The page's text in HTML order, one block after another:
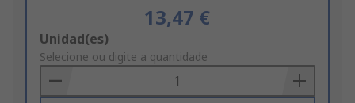
13,47 €
Add
to
Basket
Unidad(es)
Selecione ou digite a quantidade